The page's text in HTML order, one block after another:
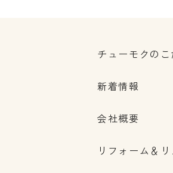
チューモクのこ
新着情報
会社概要
リフォーム＆